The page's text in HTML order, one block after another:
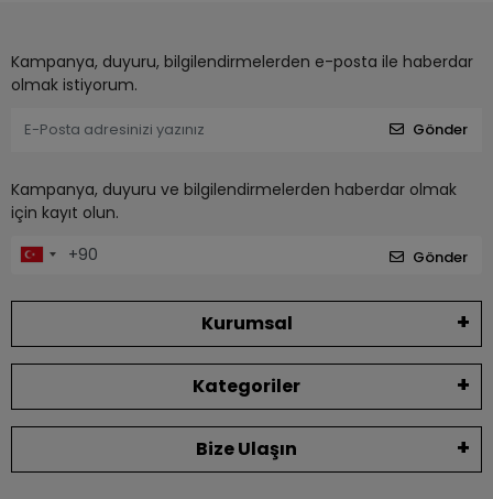
Kampanya, duyuru, bilgilendirmelerden e-posta ile haberdar
olmak istiyorum.
Gönder
Kampanya, duyuru ve bilgilendirmelerden haberdar olmak
için kayıt olun.
Gönder
Kurumsal
Kategoriler
Bize Ulaşın